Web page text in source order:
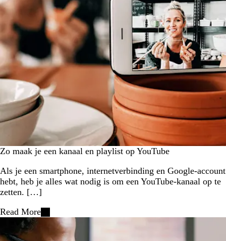
Zo maak je een kanaal en playlist op YouTube
Als je een smartphone, internetverbinding en Google-account
hebt, heb je alles wat nodig is om een YouTube-kanaal op te
zetten. […]
Read More